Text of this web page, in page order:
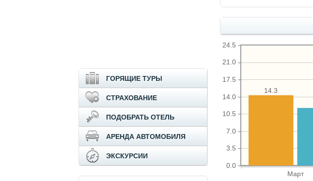
Март
0.0
3.5
7.0
10.5
14.0
17.5
21.0
24.5
14.3
ГОРЯЩИЕ ТУРЫ
СТРАХОВАНИЕ
ПОДОБРАТЬ ОТЕЛЬ
АРЕНДА АВТОМОБИЛЯ
ЭКСКУРСИИ